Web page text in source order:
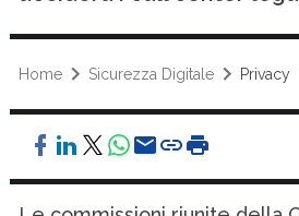
Home Sicurezza Digitale Privacy